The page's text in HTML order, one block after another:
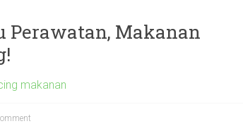
Perawatan, Makanan
makanan